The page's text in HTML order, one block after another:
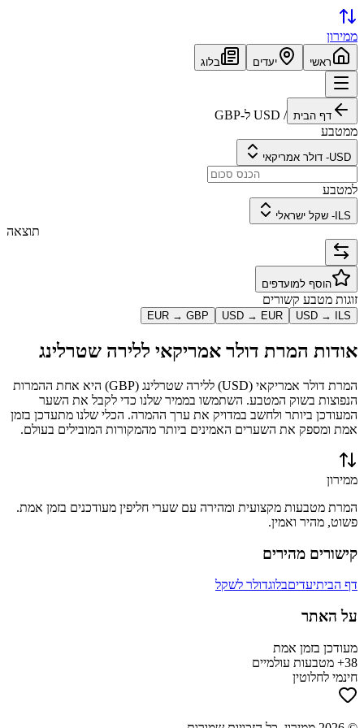
ממירון
ראשי יעדים בלוג
דף הבית /
USD ל-GBP
ממטבע
USD
- דולר אמריקאי
למטבע
ILS
- שקל ישראלי
תוצאה
הוסף למועדפים
זוגות מטבע קשורים
USD → ILS
USD → EUR
EUR → GBP
אודות המרת דולר אמריקאי ללירה שטרלינג
המרת דולר אמריקאי (
USD) ללירה שטרלינג (
GBP) היא אחת ההמרות
הנפוצות בשוק המטבע. השתמשו בממיר שלנו כדי לקבל את השער
המעודכן ביותר ולחשב במדויק את ערך ההמרה. הכלי שלנו מתעדכן בזמן
אמת ומספק את השערים האמינים ביותר מהמקורות המובילים בעולם.
ממירון
המרת מטבעות מקצועית ומהירה עם שערי חליפין מעודכנים בזמן אמת.
פשוט, מהיר ואמין.
קישורים מהירים
דף הביתיעדיםבלוגדולר לשקל
על האתר
מעודכן בזמן אמת
38+ מטבעות עולמיים
חינמי לחלוטין